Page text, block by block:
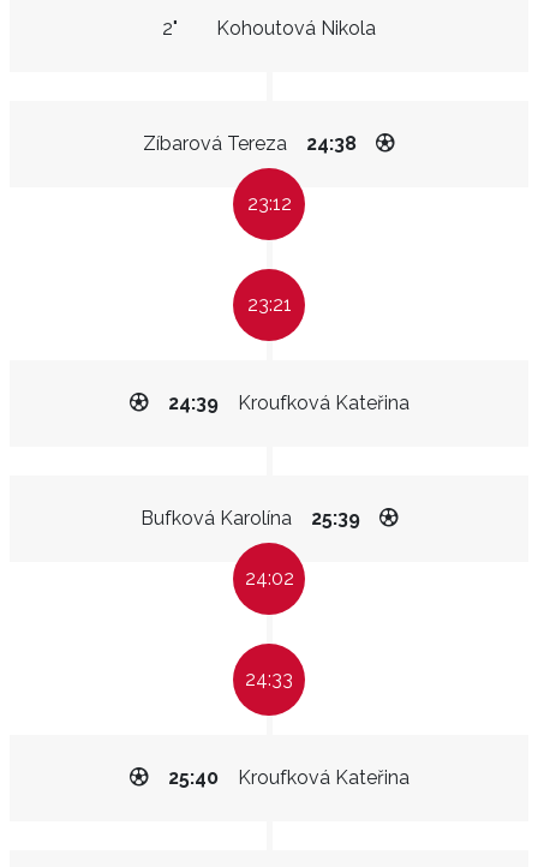
Kohoutová Nikola
2"
Zíbarová Tereza 24:38
23:12
23:21
Kroufková Kateřina
24:39
Bufková Karolína 25:39
24:02
24:33
Kroufková Kateřina
25:40